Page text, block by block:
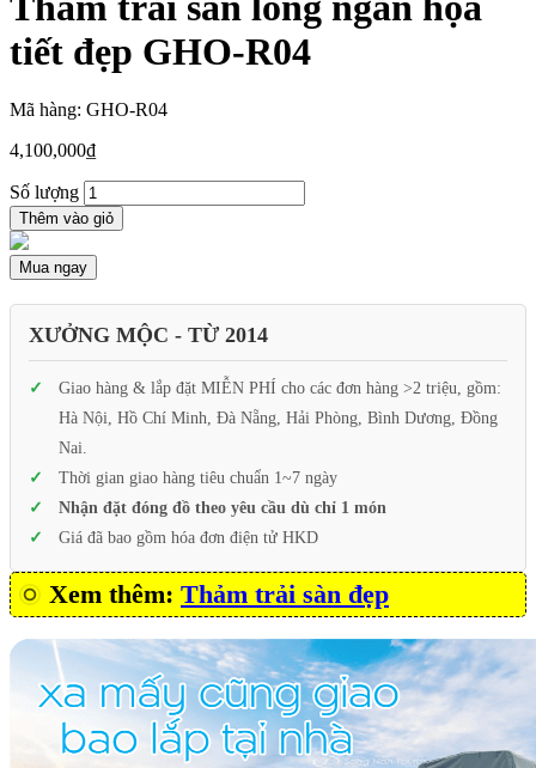
tiết đẹp GHO-R04
Mã hàng: GHO-R04
4,100,000₫
Số lượng
Thêm vào giỏ
Mua ngay
XƯỞNG MỘC - TỪ 2014
Giao hàng & lắp đặt MIỄN PHÍ cho các đơn hàng >2 triệu, gồm:
Hà Nội, Hồ Chí Minh, Đà Nẵng, Hải Phòng, Bình Dương, Đồng
Nai.
Thời gian giao hàng tiêu chuẩn 1~7 ngày
Nhận đặt đóng đồ theo yêu cầu dù chỉ 1 món
Giá đã bao gồm hóa đơn điện tử HKD
Xem thêm: Thảm trải sàn đẹp